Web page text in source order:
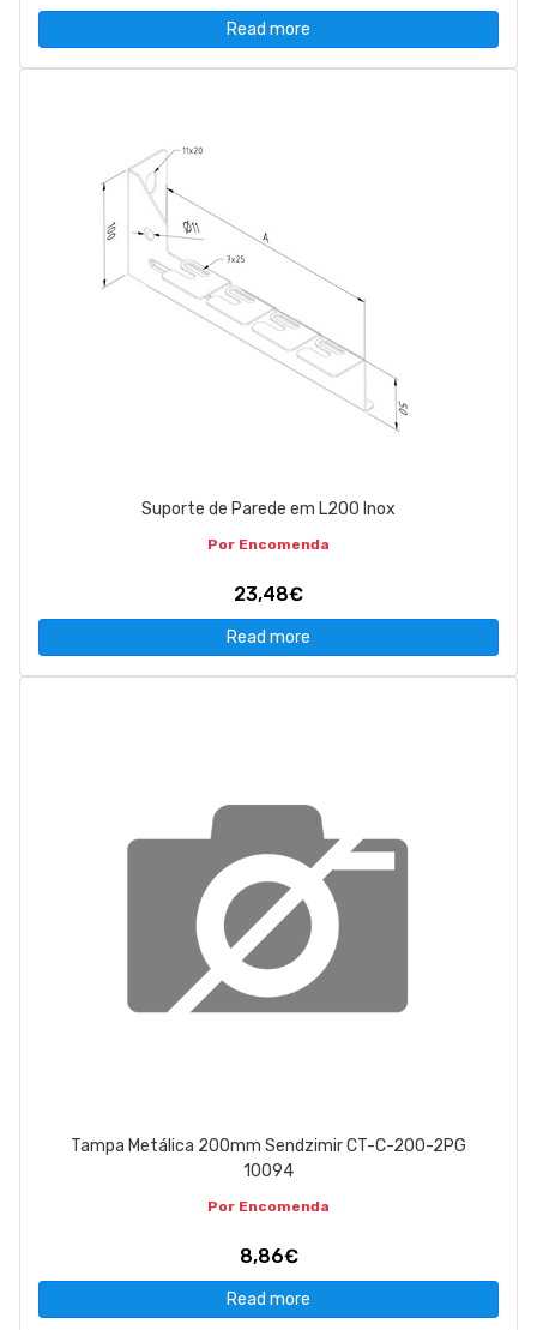
Read more
Suporte de Parede em L200 Inox
Por Encomenda
23,48€
Read more
Tampa Metálica 200mm Sendzimir CT-C-200-2PG
10094
Por Encomenda
8,86€
Read more